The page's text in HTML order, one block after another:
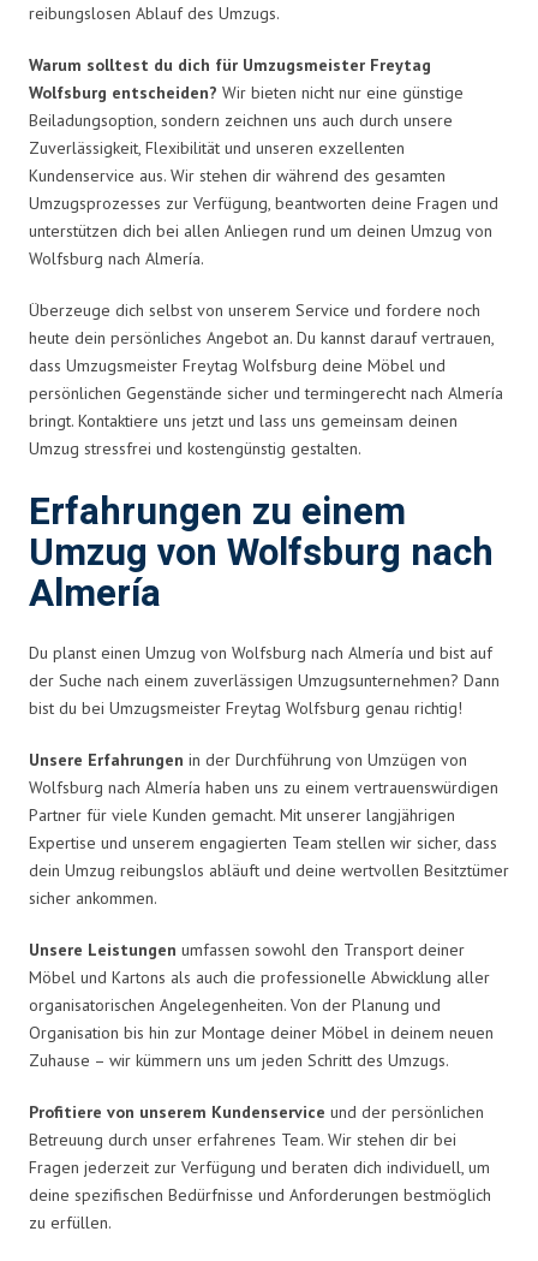
reibungslosen Ablauf des Umzugs.
Warum solltest du dich für Umzugsmeister Freytag
Wolfsburg entscheiden? Wir bieten nicht nur eine günstige
Beiladungsoption, sondern zeichnen uns auch durch unsere
Zuverlässigkeit, Flexibilität und unseren exzellenten
Kundenservice aus. Wir stehen dir während des gesamten
Umzugsprozesses zur Verfügung, beantworten deine Fragen und
unterstützen dich bei allen Anliegen rund um deinen Umzug von
Wolfsburg nach Almería.
Überzeuge dich selbst von unserem Service und fordere noch
heute dein persönliches Angebot an. Du kannst darauf vertrauen,
dass Umzugsmeister Freytag Wolfsburg deine Möbel und
persönlichen Gegenstände sicher und termingerecht nach Almería
bringt. Kontaktiere uns jetzt und lass uns gemeinsam deinen
Umzug stressfrei und kostengünstig gestalten.
Erfahrungen zu einem
Umzug von Wolfsburg nach
Almería
Du planst einen Umzug von Wolfsburg nach Almería und bist auf
der Suche nach einem zuverlässigen Umzugsunternehmen? Dann
bist du bei Umzugsmeister Freytag Wolfsburg genau richtig!
Unsere Erfahrungen in der Durchführung von Umzügen von
Wolfsburg nach Almería haben uns zu einem vertrauenswürdigen
Partner für viele Kunden gemacht. Mit unserer langjährigen
Expertise und unserem engagierten Team stellen wir sicher, dass
dein Umzug reibungslos abläuft und deine wertvollen Besitztümer
sicher ankommen.
Unsere Leistungen umfassen sowohl den Transport deiner
Möbel und Kartons als auch die professionelle Abwicklung aller
organisatorischen Angelegenheiten. Von der Planung und
Organisation bis hin zur Montage deiner Möbel in deinem neuen
Zuhause – wir kümmern uns um jeden Schritt des Umzugs.
Profitiere von unserem Kundenservice und der persönlichen
Betreuung durch unser erfahrenes Team. Wir stehen dir bei
Fragen jederzeit zur Verfügung und beraten dich individuell, um
deine spezifischen Bedürfnisse und Anforderungen bestmöglich
zu erfüllen.